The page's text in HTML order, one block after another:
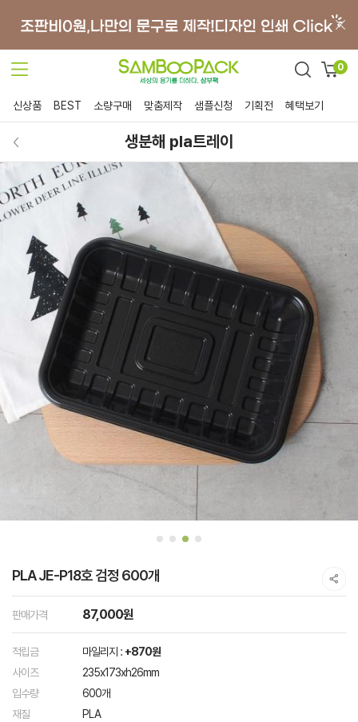
0
신상품 BEST 소량구매 맞춤제작 샘플신청 기획전 혜택보기
생분해 pla트레이
PLA JE-P18호 검정 600개
판매가격 87,000원
적립금 마일리지 : +870원
사이즈
235x173xh26mm
입수량
600개
재질
PLA